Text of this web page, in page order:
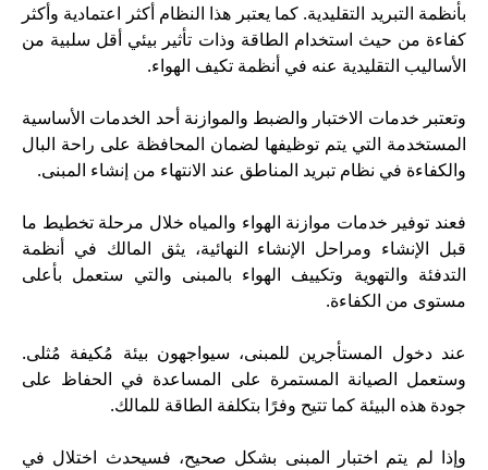
بأنظمة التبريد التقليدية. كما يعتبر هذا النظام أكثر اعتمادية وأكثر
كفاءة من حيث استخدام الطاقة وذات تأثير بيئي أقل سلبية من
الأساليب التقليدية عنه في أنظمة تكيف الهواء.
وتعتبر خدمات الاختبار والضبط والموازنة أحد الخدمات الأساسية
المستخدمة التي يتم توظيفها لضمان المحافظة على راحة البال
والكفاءة في نظام تبريد المناطق عند الانتهاء من إنشاء المبنى.
فعند توفير خدمات موازنة الهواء والمياه خلال مرحلة تخطيط ما
قبل الإنشاء ومراحل الإنشاء النهائية، يثق المالك في أنظمة
التدفئة والتهوية وتكييف الهواء بالمبنى والتي ستعمل بأعلى
مستوى من الكفاءة.
عند دخول المستأجرين للمبنى، سيواجهون بيئة مُكيفة مُثلى.
وستعمل الصيانة المستمرة على المساعدة في الحفاظ على
جودة هذه البيئة كما تتيح وفرًا بتكلفة الطاقة للمالك.
وإذا لم يتم اختبار المبنى بشكل صحيح، فسيحدث اختلال في